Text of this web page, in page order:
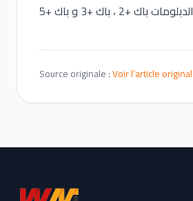
الدبلومات باك +2 ، باك +3 و باك +5
Source originale :Voir l’article original